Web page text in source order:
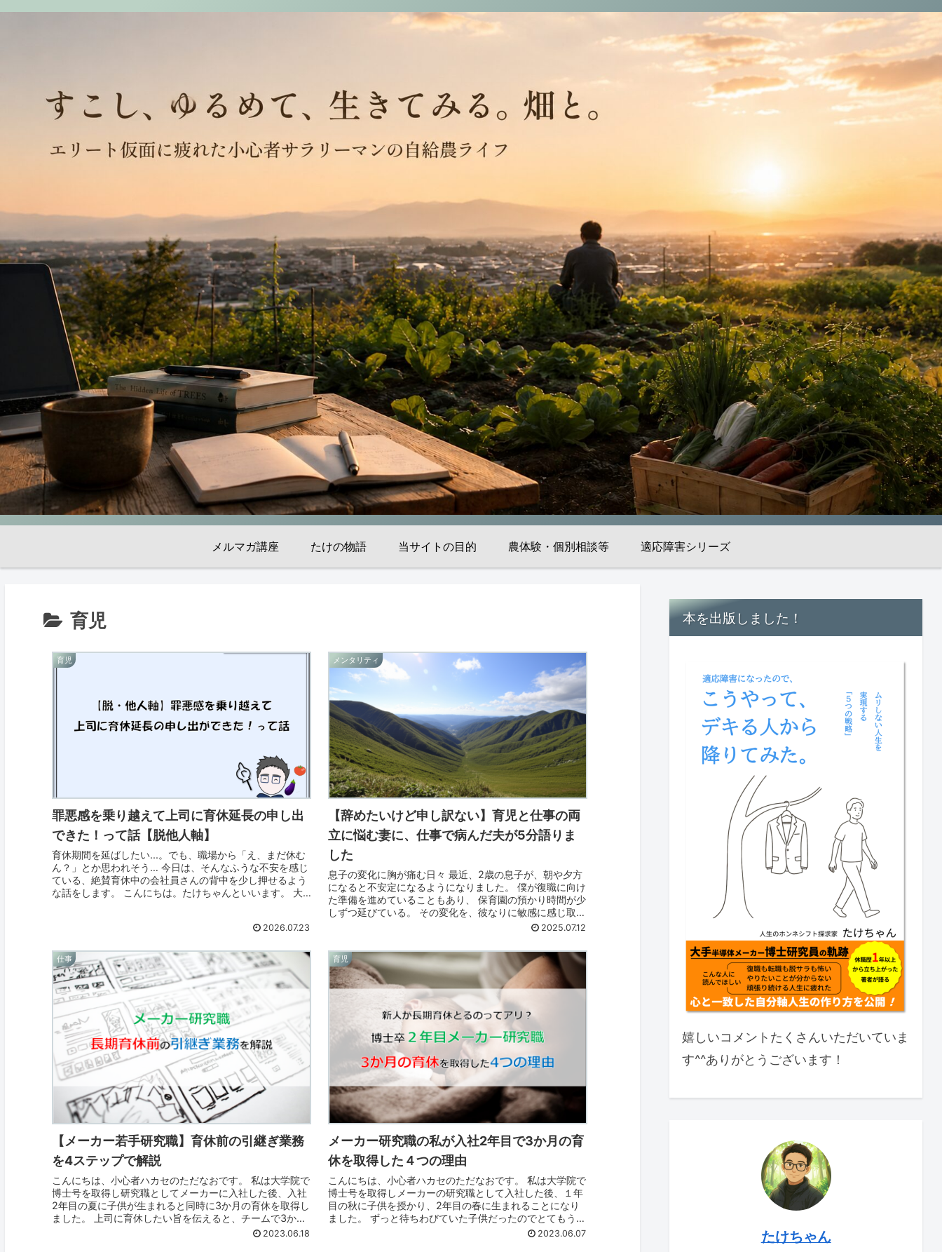
メルマガ講座 たけの物語 当サイトの目的 農体験・個別相談等 適応障害シリーズ
育児
育児
罪悪感を乗り越えて上司に育休延長の申し出
できた！って話【脱他人軸】
育休期間を延ばしたい...。でも、職場から「え、まだ休む
ん？」とか思われそう… 今日は、そんなふうな不安を感じ
ている、絶賛育休中の会社員さんの背中を少し押せるよう
な話をします。 こんにちは。たけちゃんといいます。 大
2026.07.23
メンタリティ
【辞めたいけど申し訳ない】育児と仕事の両
立に悩む妻に、仕事で病んだ夫が5分語りま
した
息子の変化に胸が痛む日々 最近、2歳の息子が、朝や夕方
になると不安定になるようになりました。 僕が復職に向け
た準備を進めていることもあり、 保育園の預かり時間が少
しずつ延びている。 その変化を、彼なりに敏感に感じ取っ
2025.07.12
仕事
【メーカー若手研究職】育休前の引継ぎ業務
を4ステップで解説
こんにちは、小心者ハカセのただなおです。 私は大学院で
博士号を取得し研究職としてメーカーに入社した後、入社
2年目の夏に子供が生まれると同時に3か月の育休を取得し
ました。 上司に育休したい旨を伝えると、チームで3か月
2023.06.18
育児
メーカー研究職の私が入社2年目で3か月の育
休を取得した４つの理由
こんにちは、小心者ハカセのただなおです。 私は大学院で
博士号を取得しメーカーの研究職として入社した後、１年
目の秋に子供を授かり、2年目の春に生まれることになり
ました。 ずっと待ちわびていた子供だったのでとてもうれ
2023.06.07
本を出版しました！
嬉しいコメントたくさんいただいていま
す^^ありがとうございます！
たけちゃん